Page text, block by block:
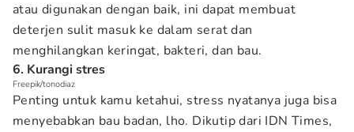
atau digunakan dengan baik, ini dapat membuat
deterjen sulit masuk ke dalam serat dan
menghilangkan keringat, bakteri, dan bau.
6. Kurangi stres
Freepik/tonodiaz
Penting untuk kamu ketahui, stress nyatanya juga bisa
menyebabkan bau badan, lho. Dikutip dari IDN Times,